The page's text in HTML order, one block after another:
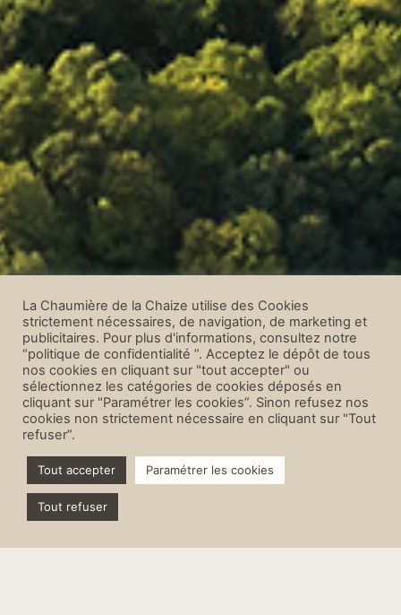
La Chaumière de la Chaize utilise des Cookies
strictement nécessaires, de navigation, de marketing et
publicitaires. Pour plus d'informations, consultez notre
“politique de confidentialité ”. Acceptez le dépôt de tous
nos cookies en cliquant sur "tout accepter" ou
sélectionnez les catégories de cookies déposés en
cliquant sur "Paramétrer les cookies”. Sinon refusez nos
cookies non strictement nécessaire en cliquant sur "Tout
refuser”.
Tout accepter Paramétrer les cookies
Tout refuser